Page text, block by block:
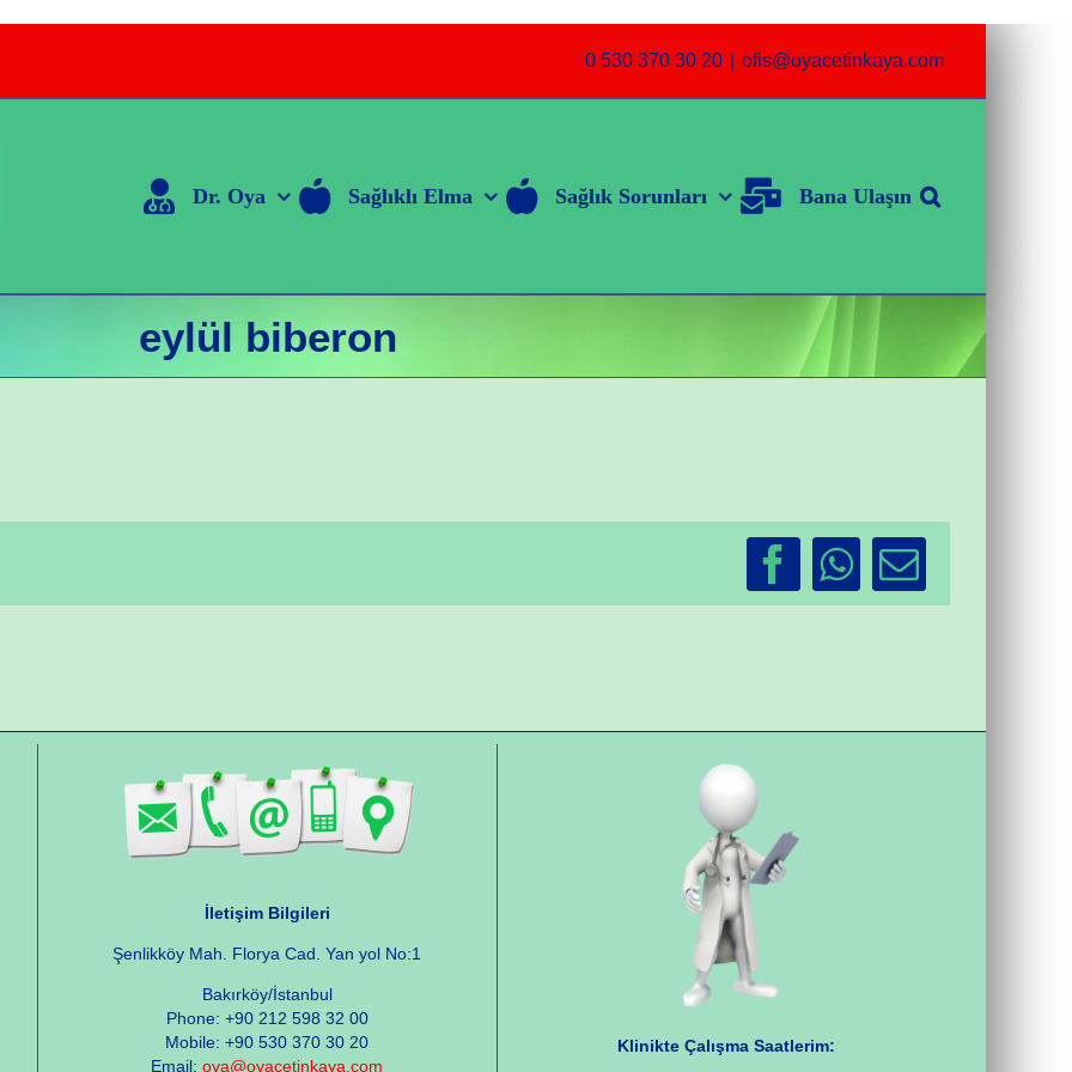
0 530 370 30 20 ofis@oyacetinkaya.com
Dr. Oya Sağlıklı Elma Sağlık Sorunları Bana Ulaşın
eylül biberon
Facebook
WhatsApp
Email
İletişim Bilgileri
Şenlikköy Mah. Florya Cad. Yan yol No:1
Bakırköy/İstanbul
Phone: +90 212 598 32 00
Mobile: +90 530 370 30 20
Email:oya@oyacetinkaya.com
Klinikte Çalışma Saatlerim: